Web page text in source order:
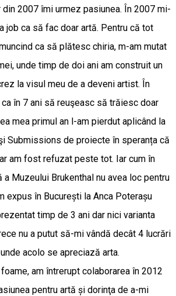
2007 îmi urmez pasiunea. În 2007 mi-
job ca să fac doar artă. Pentru că tot
ca să plătesc chiria, m-am mutat
unde timp de doi ani am construit un
la visul meu de a deveni artist. În
în 7 ani să reuşeasc să trăiesc doar
mea primul an l-am pierdut aplicând la
Submissions de proiecte în speranța că
am fost refuzat peste tot. Iar cum în
a Muzeului Brukenthal nu avea loc pentru
expus în București la Anca Poterașu
timp de 3 ani dar nici varianta
nu a putut să-mi vândă decât 4 lucrări
acolo se apreciază arta.
am întrerupt colaborarea în 2012
pentru artă și dorinţa de a-mi